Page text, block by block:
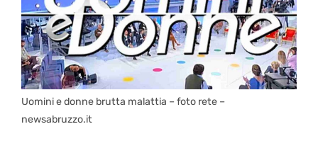
Uomini e donne brutta malattia – foto rete –
newsabruzzo.it